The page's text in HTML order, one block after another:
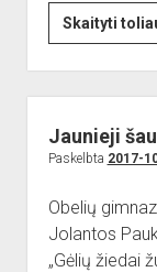
Skaityti
Jaunieji
Paskelbta 2017-
Obelių
Jolantos
„Gėlių žiedai